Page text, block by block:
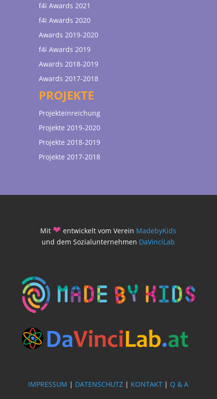
f4i Awards 2021
f4i Awards 2020
Awards 2019-2020
f4i Awards 2019
Awards 2018-2019
Awards 2017-2018
PROJEKTE
Projekteinreichung
Projekte 2019-2020
Projekte 2018-2019
Projekte 2017-2018
Mit ❤ entwickelt vom Verein MadebyKids
und dem Sozialunternehmen DaVinciLab
IMPRESSUM | DATENSCHUTZ | KONTAKT | Q & A